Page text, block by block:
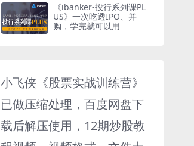
《ibanker-投行系列课PL
US》一次吃透IPO、并
购，学完就可以用
小飞侠《股票实战训练营》
已做压缩处理，百度网盘下
载后解压使用，12期炒股教